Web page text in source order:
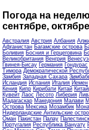
Погода на
сентябре,
Австралия Австрия Албания
Афганистан Багамские острова
Боливия Босния и Герцеговина
Великобритания Венгрия
Гвинея-Бисау Германия Гондурас
Тимора Демократической
Замбия Западная Сахара
Исландия Испания Италия Йемен
Кения Кипр Кирибати Китай
Кувейт Лаос Лесото Либерия
Мадагаскар Македония Малави
Острова Мексика Мозамбик
Нидерландские Антильские
Оман Пакистан Палау
Португалия Республика Вануату